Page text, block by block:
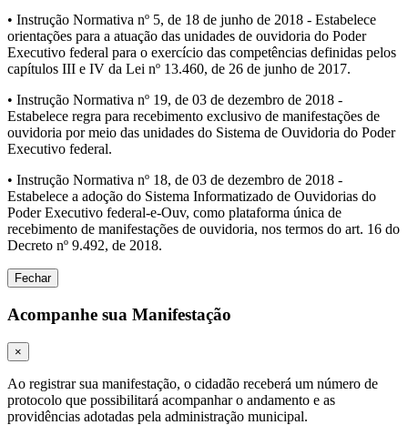
• Instrução Normativa nº 5, de 18 de junho de 2018 - Estabelece
orientações para a atuação das unidades de ouvidoria do Poder
Executivo federal para o exercício das competências definidas pelos
capítulos III e IV da Lei nº 13.460, de 26 de junho de 2017.
• Instrução Normativa nº 19, de 03 de dezembro de 2018 -
Estabelece regra para recebimento exclusivo de manifestações de
ouvidoria por meio das unidades do Sistema de Ouvidoria do Poder
Executivo federal.
• Instrução Normativa nº 18, de 03 de dezembro de 2018 -
Estabelece a adoção do Sistema Informatizado de Ouvidorias do
Poder Executivo federal-e-Ouv, como plataforma única de
recebimento de manifestações de ouvidoria, nos termos do art. 16 do
Decreto nº 9.492, de 2018.
Fechar
Acompanhe sua Manifestação
×
Ao registrar sua manifestação, o cidadão receberá um número de
protocolo que possibilitará acompanhar o andamento e as
providências adotadas pela administração municipal.